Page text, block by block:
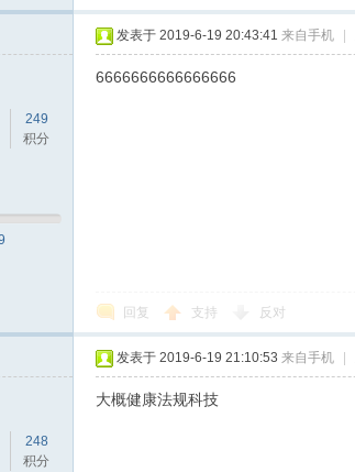
249
积分
发表于 2019-6-19 20:43:41 来自手机
6666666666666666
回复 支持 反对
248
积分
发表于 2019-6-19 21:10:53 来自手机
大概健康法规科技